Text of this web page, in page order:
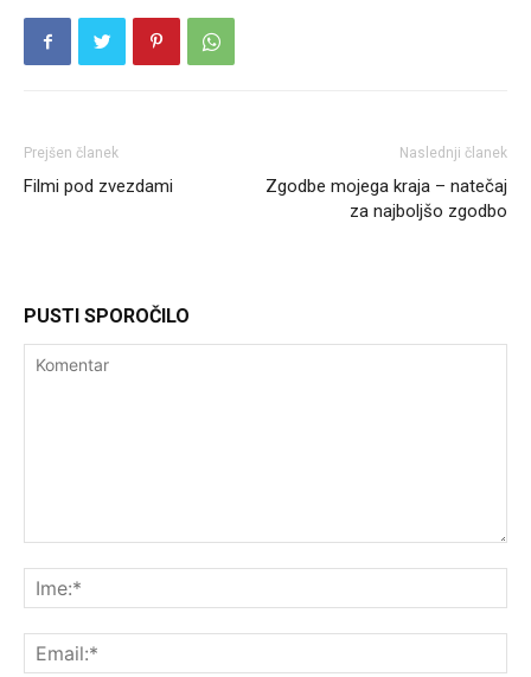
Prejšen članek
Filmi pod zvezdami
Naslednji članek
Zgodbe mojega kraja – natečaj
za najboljšo zgodbo
PUSTI SPOROČILO